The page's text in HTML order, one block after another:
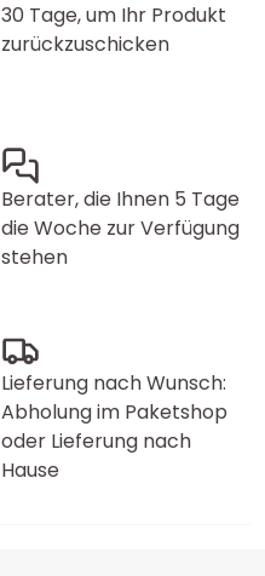
30 Tage, um Ihr Produkt
zurückzuschicken
Berater, die Ihnen 5 Tage
die Woche zur Verfügung
stehen
Lieferung nach Wunsch:
Abholung im Paketshop
oder Lieferung nach
Hause